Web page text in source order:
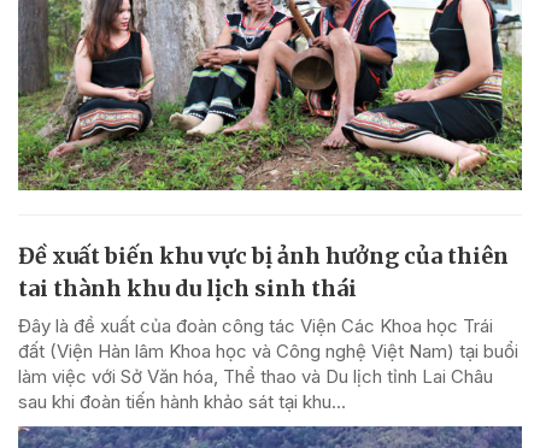
Đề xuất biến khu vực bị ảnh hưởng của thiên
tai thành khu du lịch sinh thái
Đây là đề xuất của đoàn công tác Viện Các Khoa học Trái
đất (Viện Hàn lâm Khoa học và Công nghệ Việt Nam) tại buổi
làm việc với Sở Văn hóa, Thể thao và Du lịch tỉnh Lai Châu
sau khi đoàn tiến hành khảo sát tại khu...